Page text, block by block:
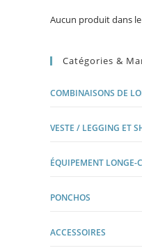
Aucun produit dans
Catégories &
COMBINAISONS DE
VESTE / LEGGING ET
ÉQUIPEMENT LONGE-
PONCHOS
ACCESSOIRES